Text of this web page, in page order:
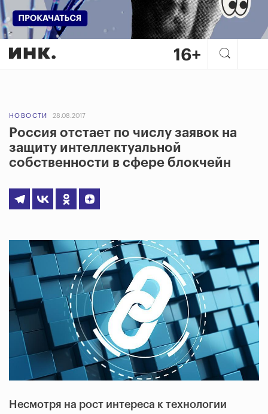
НОВОСТИ 28.08.2017
Россия отстает по числу заявок на
защиту интеллектуальной
собственности в сфере блокчейн
Несмотря на рост интереса к технологии